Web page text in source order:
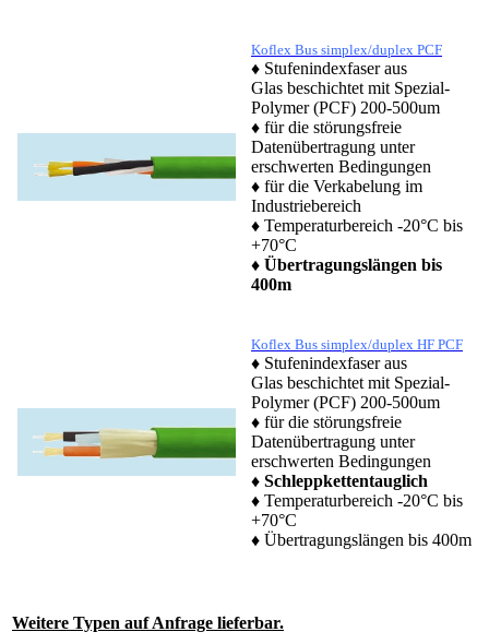
Koflex Bus simplex/duplex PCF
♦ Stufenindexfaser aus
Glas beschichtet mit Spezial-
Polymer (PCF) 200-500um
♦ für die störungsfreie
Datenübertragung unter
erschwerten Bedingungen
♦ für die Verkabelung im
Industriebereich
♦ Temperaturbereich -20°C bis
+70°C
♦ Übertragungslängen bis
400m
Koflex Bus simplex/duplex HF PCF
♦ Stufenindexfaser aus
Glas beschichtet mit Spezial-
Polymer (PCF) 200-500um
♦ für die störungsfreie
Datenübertragung unter
erschwerten Bedingungen
♦ Schleppkettentauglich
♦ Temperaturbereich -20°C bis
+70°C
♦ Übertragungslängen bis 400m
Weitere Typen auf Anfrage lieferbar.